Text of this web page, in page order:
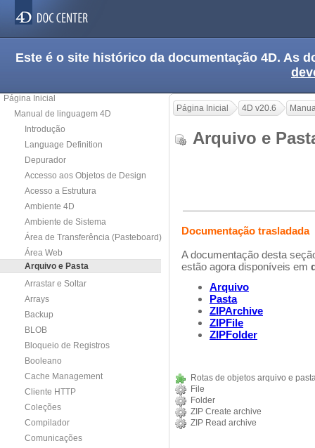
Este é o site histórico da documentação 4D. As
Página Inicial
Manual de linguagem 4D
Introdução
Language Definition
Depurador
Accesso aos Objetos de Design
Acesso a Estrutura
Ambiente 4D
Ambiente de Sistema
Área de Transferência (Pasteboard)
Área Web
Arquivo e Pasta
Arrastar e Soltar
Arrays
Backup
BLOB
Bloqueio de Registros
Booleano
Cache Management
Cliente HTTP
Coleções
Compilador
Comunicações
Página Inicial 4D v20.6
Arquivo e
Documentação trasladada
A documentação desta
estão agora disponíveis em
Arquivo
Pasta
ZIPArchive
ZIPFile
ZIPFolder
Rotas de objetos arquivo e
File
Folder
ZIP Create archive
ZIP Read archive